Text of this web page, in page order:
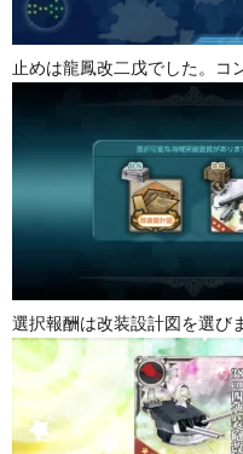
止めは龍鳳改二戊でした。コ
選択報酬は改装設計図を選び